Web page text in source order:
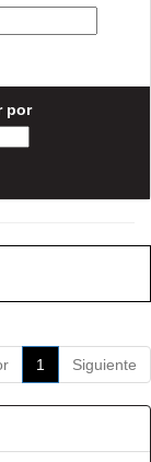
por
1 Siguiente